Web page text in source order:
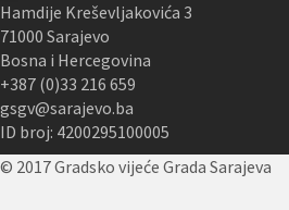
Hamdije Kreševljakovića 3
71000 Sarajevo
Bosna i Hercegovina
+387 (0)33 216 659
gsgv@sarajevo.ba
ID broj: 4200295100005
© 2017 Gradsko vijeće Grada Sarajeva